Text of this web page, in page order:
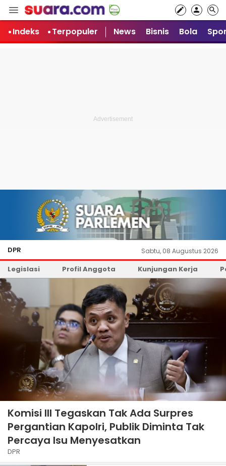
Indeks Terpopuler News Bisnis Bola
DPR Sabtu, 08 Augustus 2026
Legislasi Profil Anggota Kunjungan Kerja
Komisi III Tegaskan Tak Ada Surpres
Pergantian Kapolri, Publik Diminta Tak
Percaya Isu Menyesatkan
DPR